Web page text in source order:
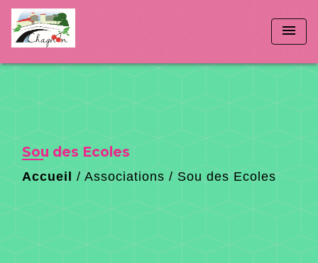
menu
Sou des Ecoles
Accueil / Associations / Sou des Ecoles